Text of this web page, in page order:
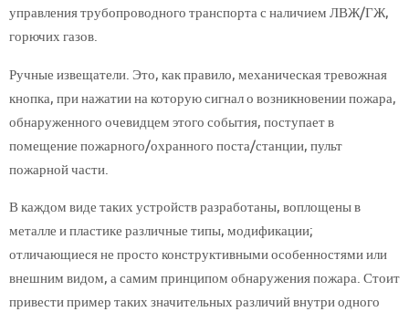
управления трубопроводного транспорта с наличием ЛВЖ/ГЖ,
горючих газов.
Ручные извещатели. Это, как правило, механическая тревожная
кнопка, при нажатии на которую сигнал о возникновении пожара,
обнаруженного очевидцем этого события, поступает в
помещение пожарного/охранного поста/станции, пульт
пожарной части.
В каждом виде таких устройств разработаны, воплощены в
металле и пластике различные типы, модификации;
отличающиеся не просто конструктивными особенностями или
внешним видом, а самим принципом обнаружения пожара. Стоит
привести пример таких значительных различий внутри одного